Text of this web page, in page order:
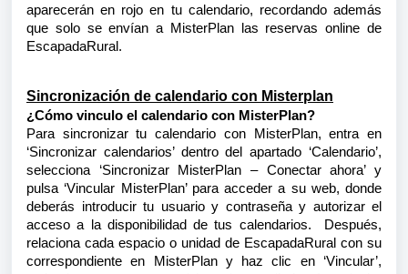
aparecerán en rojo en tu calendario, recordando además
que solo se envían a MisterPlan las reservas online de
EscapadaRural.
Sincronización de calendario con Misterplan
¿Cómo vinculo el calendario con MisterPlan?
Para sincronizar tu calendario con MisterPlan, entra en
‘Sincronizar calendarios’ dentro del apartado ‘Calendario’,
selecciona ‘Sincronizar MisterPlan – Conectar ahora’ y
pulsa ‘Vincular MisterPlan’ para acceder a su web, donde
deberás introducir tu usuario y contraseña y autorizar el
acceso a la disponibilidad de tus calendarios. Después,
relaciona cada espacio o unidad de EscapadaRural con su
correspondiente en MisterPlan y haz clic en ‘Vincular’,